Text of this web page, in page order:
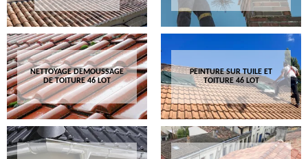
NETTOYAGE DEMOUSSAGE
DE TOITURE 46 LOT
PEINTURE SUR TUILE ET
TOITURE 46 LOT